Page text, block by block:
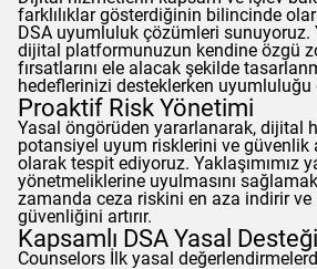
farklılıklar gösterdiğinin bilincinde
DSA uyumluluk çözümleri
dijital platformunuzun kendine özgü
fırsatlarını ele alacak şekilde
hedeflerinizi desteklerken uyumluluğu
Proaktif Risk Yönetimi
Yasal öngörüden yararlanarak, dijital
potansiyel uyum risklerini ve güvenlik
olarak tespit ediyoruz. Yaklaşımımız
yönetmeliklerine uyulmasını
zamanda ceza riskini en aza indirir ve
güvenliğini artırır.
Kapsamlı DSA Yasal Desteği
Counselors İlk yasal